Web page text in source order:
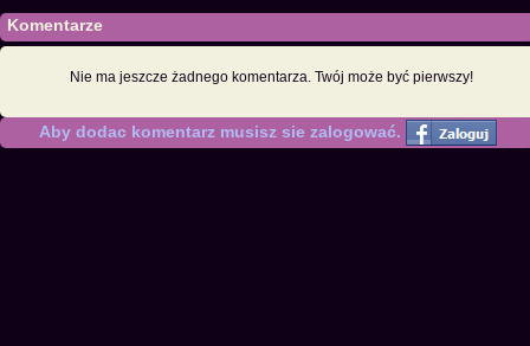
Komentarze
Nie ma jeszcze żadnego komentarza. Twój może być pierwszy!
Aby dodac komentarz musisz sie zalogować.